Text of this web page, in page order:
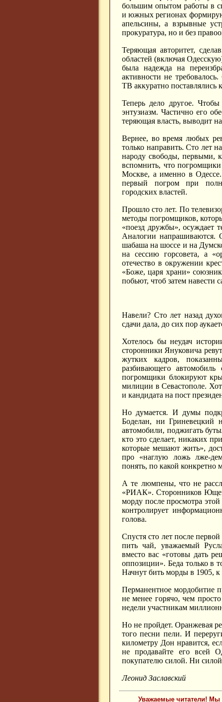
большим опытом работы в
и южных регионах
апельсины, а взрывные
прокуратура, но и без
Теряющая авторитет,
областей (включая
была надежда на
активности не
ТВ аккуратно поставлялись
Теперь дело другое.
энтузиазм. Частично его
теряющая власть, выводит
Вернее, во время любых
только направить. Сто лет
народу свободы, первыми,
вспомнить, что
Москве, а именно в
первый погром при
городских властей.
Прошло сто лет. По
методы погромщиков,
«поезд дружбы», осуждает
Аналогии напрашиваются.
шабаша на шоссе и на
на сессию горсовета, а
отечество в окружении
«Боже, царя храни»
побьют, чтоб затем навести
Навели? Сто лет назад
сдачи дала, до сих пор
Хотелось бы неудач
сторонники Януковича
жутких кадров,
разбивающего
погромщики блокируют
милиции в Севастополе.
и кандидата на пост
Но думается. И думы
Боделан, ни Гриневецкий
автомобили, поджигать
кто это сделает, никаких
которые мешают жить»,
про «наглую ложь лже-
понять, по какой конкретно
А те люмпены, что не
«РИАК». Сторонников
морду после просмотра
контролирует
голова.
Спустя сто лет после
пить чай, уважаемый
вместо вас «готовы дать
оппозиции». Беда только в
Начнут бить морды в 1905, к
Перманентное мордобитие
не менее горячо, чем
недели участникам
Но не пройдет. Оранжевая
того песни пели. И
километру Дон нравится,
не продавайте его всей
покупателю силой. Ни
Леонид Заславский
Уважаемые читатели! Мы